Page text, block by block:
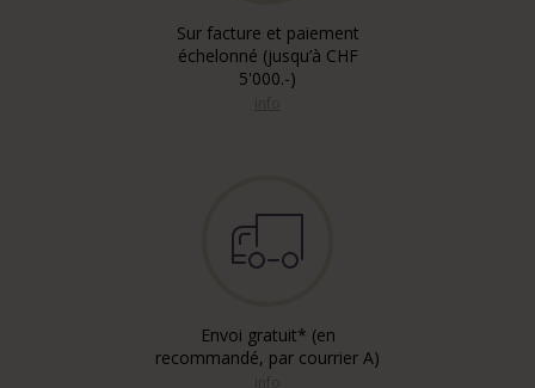
Sur facture et paiement
échelonné (jusqu’à CHF
5'000.-)
Envoi gratuit* (en
recommandé, par courrier A)